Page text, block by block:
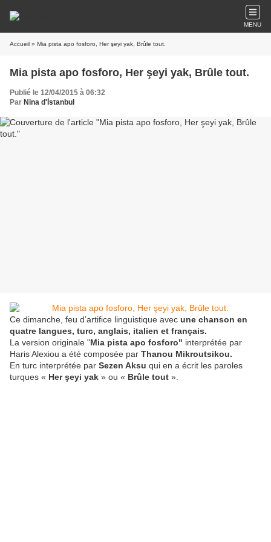
MENU
Accueil » Mia pista apo fosforo, Her şeyi yak, Brûle tout.
Mia pista apo fosforo, Her şeyi yak, Brûle tout.
Publié le 12/04/2015 à 06:32
Par Nina d'İstanbul
Ce dimanche, feu d’artifice linguistique avec une chanson en
quatre langues, turc, anglais, italien et français.
La version originale "Mia pista apo fosforo" interprétée par
Haris Alexiou a été composée par Thanou Mikroutsikou.
En turc interprétée par Sezen Aksu qui en a écrit les paroles
turques « Her şeyi yak » ou « Brûle tout ».